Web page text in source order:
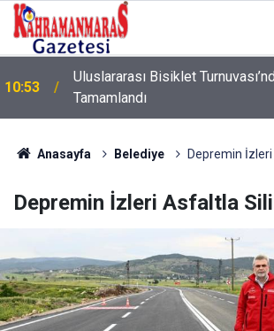
10:53
Uluslararası Bisiklet
Tamamlandı
Anasayfa Belediye Depremin
Depremin İzleri Asfaltla